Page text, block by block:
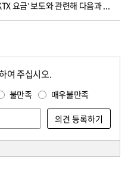
[보도참고자료] ‘통합 KTX 요금’ 보도와 관련해 다음과 같이 알려드립니다.
여 주십시오.
불만족 매우불만족